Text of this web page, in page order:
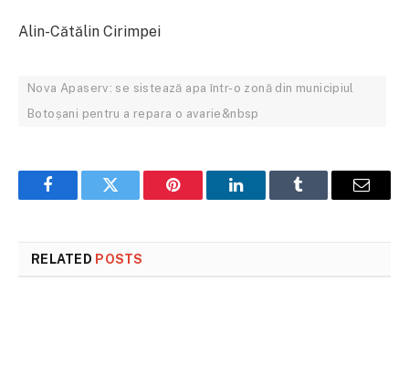
Alin-Cătălin Cirimpei
Nova Apaserv: se sistează apa într-o zonă din municipiul
Botoșani pentru a repara o avarie&nbsp
FacebookTwitter Pinterest LinkedInTumblr Email
RELATED POSTS